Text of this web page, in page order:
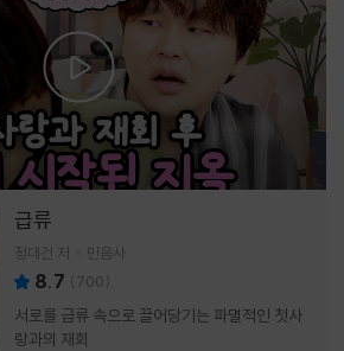
급류
정대건 저 민음사
8.7 (700)
서로를 급류 속으로 끌어당기는 파멸적인 첫사
랑과의 재회